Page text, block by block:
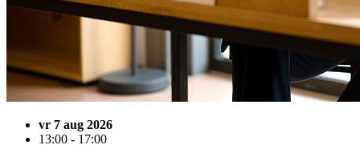
vr 7 aug 2026
13:00 - 17:00